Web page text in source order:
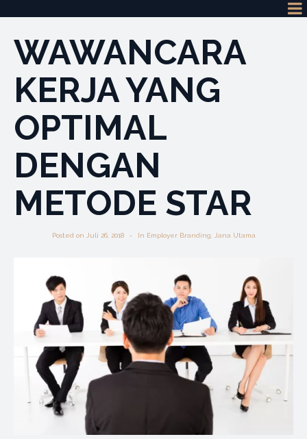
WAWANCARA
KERJA YANG
OPTIMAL
DENGAN
METODE STAR
Posted on Juli 26, 2018 In Employer Branding Jana Utama